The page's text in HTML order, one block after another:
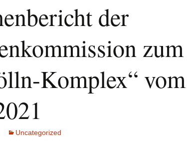
der
zum
Komplex“ vom
Uncategorized